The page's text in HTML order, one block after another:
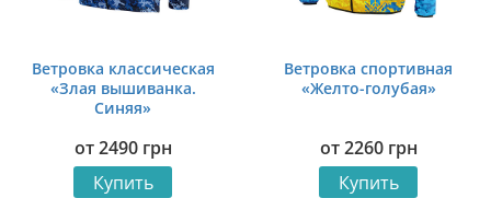
Ветровка классическая
«Злая вышиванка.
Синяя»
от2490 грн
Купить
Ветровка спортивная
«Желто-голубая»
от2260 грн
Купить